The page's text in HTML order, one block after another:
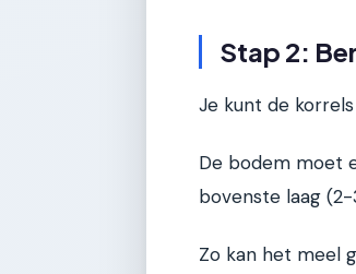
Stap 2:
Je kunt de
De bodem moet
bovenste laag
Zo kan het meel